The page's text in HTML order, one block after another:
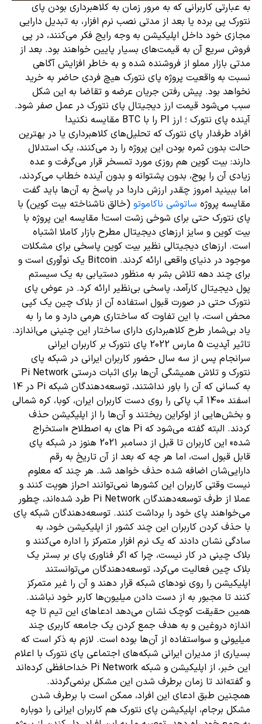
به عبارتی کاربرانی که به مرور زمان به کلاهبرداری بودن پای
نتورک پی برده یا بعد از مدتی نصب نرم افزار، به تبدیل دارایی
مجازی خود داخل اپلیکیشن به وجه رایج فکر می‌کنند، در پی
فروش سریع آن به قیمت‌های بسیار پایین خواهند بود. بعد از
مدتی بازار مملو از فروشنده شده و به خاطر افزایش آگاهی
نسبت به واقعیت پروژه پای نتورک هیچ فردی حاضر به خرید
نخواهد بود. پیش رفتن جریان عرضه و تقاضا به این شکل
سبب می‌شود قیمت ارز دیجیتال پای نتورک در عمل صفر شود.
آینده پای نتورک ؛ ارز PI را با BTC مقایسه نکنید!
افراد طرفدار پای نتورک که تحلیل‌های کلاهبرداری یا در بهترین
حالت بدون ثمره بودن این پروژه را رد می‌کنند، یک استدلال
دارند: بیت کوین هم روزی مورد تمسخر قرار می‌گرفت و عده
زیادی آن را پوج، بدون پشتوانه و بدون آینده خطاب می‌کردند،
اما ببینید امروز چقدر ارزش دارد! در پاسخ به آن‌ها باید گفت
مقایسه پروژه ساتوشی ناکاموتو (خالق ناشناخته بیت کوین) با
پای نتورک حتی برای شوخی زشت است! مقایسه این پروژه با
بیت کوین و سایز ارزهای دیجیتال مطرح بازار کاملا اشتباه
است. ارزهای دیجیتالی نظیر بیت کوین پاسخی برای مشکلات
موجود در دنیای واقعی ارائه کردند. Bitcoin یک نوآوری است و
برای چند دهه تلاش بشر به منظور دستیابی به یک سیستم
پول دیجیتال کارآمد، پاسخی بی‌نظیر ارائه کرد. در عوض پای
نتورک حتی در صورت قبول استفاده آن از بلاک چین یک کپی
محض است، با این تفاوت که ساختاری هرمی دارد و ما را به
یاد بی‌شمار طرح کلاهبرداری دارای ساختار این چنینی می‌اندازد.
تاثیر آپدیت 5 مارس 2022 پای نتورک بر کاربران ایرانی
سرانجام پس از سه سال حضور کاربران ایرانی در شبکه پای
نتورک و تلاش همیشگی آن‌ها برای اثبات درستی Pi Network
به کسانی که آن را باور نداشتند، توسعه‌دهندگان شبکه Pi در 14
اسفند 1400 آب پاکی را روی دست کاربران ایران، کوبا، کره شمالی
و بخش‌هایی از اوکراین ریختند و آن‌ها را از اپلیکیشن حذف
کردند. البته گفته می‌شود که Pi های به اصطلاح «استخراج
شده» این کاربران تا قبل از دسامبر 2021 هنوز در شبکه پای
قابل قبول است، اما هر چه که بعد از آن تاریخ به رقم
دارایی‌شان اضافه شده حذف خواهد شد. هر چند که معلوم
نیست وقتی کاربران این کشورها نمی‌توانند احراز هویت کنند و
عملا از طرف توسعه‌دهندگان Pi Network طرد شده‌اند، چطور
می‌خواهند پای خود را برداشت کنند. توسعه‌دهندگان شبکه پای
با حذف کردن کاربران این چند کشور از اپلیکیشن خود، به
سادگی نشان دادند که یک نرم افزار متمرکز را اداره می‌کنند و
بلاک چینی در کار نیست، چرا که اگر فناوری پای بر بستر یک
بلاک چین فعالیت می‌کرد، توسعه‌دهندگان می‌توانستند
اپلیکیشن را روی نودهای شبکه قرار دهند و آن را غیر متمرکز
کنند تا مجبور به از دست دادن میلیون‌ها کاربر خود نباشند.
همین حقیقت کوچک نشان می‌دهد ادعاهای این تیم تا چه
اندازه دروغین و به هدف جمع کردن یک جامعه کاربری چند
میلیونی و سواستفاده از آن‌ها بوده است. لازم به ذکر است که
بسیاری از مدیران ایرانی شبکه‌های اجتماعی پای نتورک با اعلام
این خبر، از اپلیکیشن و شبکه Pi Network خداحافظی کرده‌اند
و گفته‌اند تا زمان برطرف شدن این مشکل برنمی‌گردند.
همچنین طبق ادعای این افراد، ممکن است با برطرف شدن
مشکل برجام، اپلیکیشن پای نتورک هم کاربران ایرانی را دوباره